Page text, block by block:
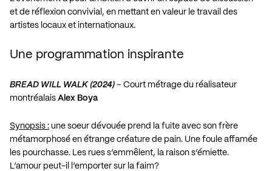
et de réflexion convivial, en mettant en valeur le travail des
artistes locaux et internationaux.
Une programmation inspirante
BREAD WILL WALK (2024) – Court métrage du réalisateur
montréalais Alex Boya
Synopsis : une soeur dévouée prend la fuite avec son frère
métamorphosé en étrange créature de pain. Une foule affamée
les pourchasse. Les rues s’emmêlent, la raison s’émiette.
L’amour peut-il l’emporter sur la faim?